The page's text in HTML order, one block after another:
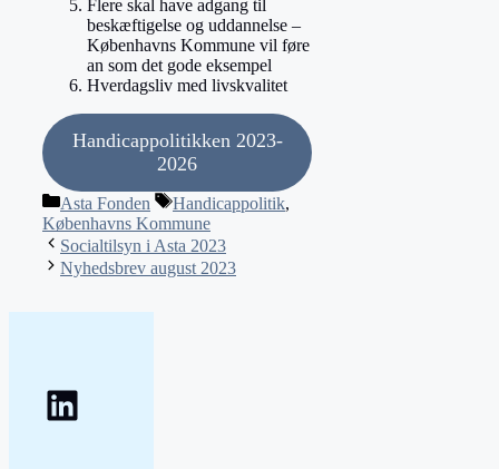
Flere skal have adgang til
beskæftigelse og uddannelse –
Københavns Kommune vil føre
an som det gode eksempel
Hverdagsliv med livskvalitet
Handicappolitikken 2023-
2026
Kategorier
Asta Fonden Tags
Handicappolitik,
Københavns Kommune
Indlægsnavigation
Socialtilsyn i Asta 2023
Nyhedsbrev august 2023
LinkedIn